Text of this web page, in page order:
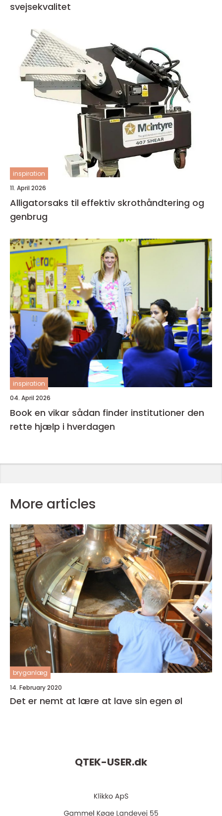
svejsekvalitet
inspiration
11. April 2026
Alligatorsaks til effektiv skrothåndtering og
genbrug
inspiration
04. April 2026
Book en vikar sådan finder institutioner den
rette hjælp i hverdagen
More articles
bryganlæg
14. February 2020
Det er nemt at lære at lave sin egen øl
QTEK-USER.dk